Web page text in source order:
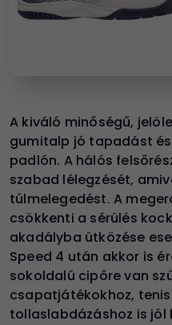
A kiváló minőségű,
gumitalp jó tapadást
padlón. A hálós
szabad lélegzését,
túlmelegedést. A
csökkenti a sérülés
akadályba ütközése
Speed 4 után akkor is
sokoldalú cipőre van
csapatjátékokhoz,
tollaslabdázáshoz is jól